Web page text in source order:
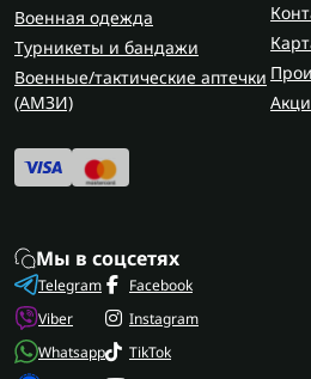
Военная одежда
Турникеты и бандажи
Военные/тактические аптечки
(AMЗИ)
Мы в соцсетях
Telegram
Viber
Whatsapp
Facebook
Instagram
TikTok